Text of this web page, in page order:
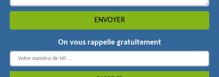
On vous rappelle gratuitement